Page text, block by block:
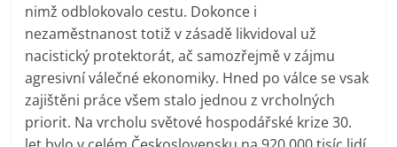
nimž odblokovalo cestu. Dokonce i
nezaměstnanost totiž v zásadě likvidoval už
nacistický protektorát, ač samozřejmě v zájmu
agresivní válečné ekonomiky. Hned po válce se vsak
zajištěni práce všem stalo jednou z vrcholných
priorit. Na vrcholu světové hospodářské krize 30.